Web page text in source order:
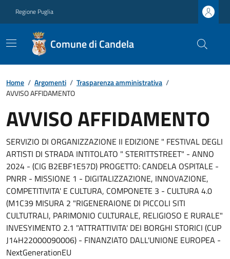
Regione Puglia
Comune di Candela
Home / Argomenti / Trasparenza amministrativa /
AVVISO AFFIDAMENTO
AVVISO AFFIDAMENTO
SERVIZIO DI ORGANIZZAZIONE II EDIZIONE " FESTIVAL DEGLI
ARTISTI DI STRADA INTITOLATO " STERITTSTREET" - ANNO
2024 - (CIG B2EBF1E57D) PROGETTO: CANDELA OSPITALE -
PNRR - MISSIONE 1 - DIGITALIZZAZIONE, INNOVAZIONE,
COMPETITIVITA' E CULTURA, COMPONETE 3 - CULTURA 4.0
(M1C39 MISURA 2 "RIGENERAIONE DI PICCOLI SITI
CULTUTRALI, PARIMONIO CULTURALE, RELIGIOSO E RURALE"
INVESYIMENTO 2.1 "ATTRATTIVITA' DEI BORGHI STORICI (CUP
J14H22000090006) - FINANZIATO DALL'UNIONE EUROPEA -
NextGenerationEU